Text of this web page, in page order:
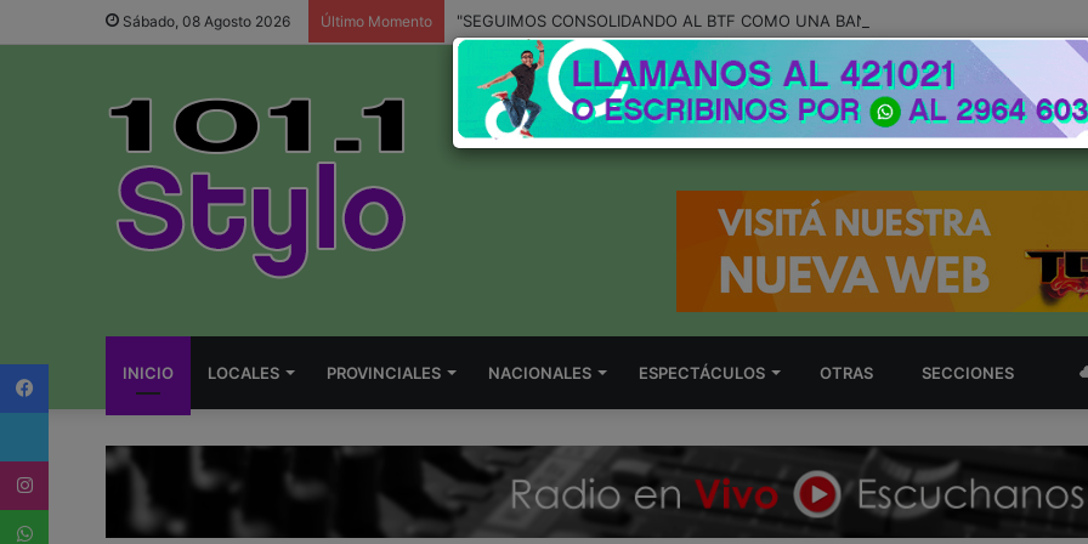
Sábado, 08 Agosto 2026 Último Momento
INICIO LOCALES PROVINCIALES NACIONALES ESPECTÁCULOS OTRAS SECCIONES
Twitter
Instagram